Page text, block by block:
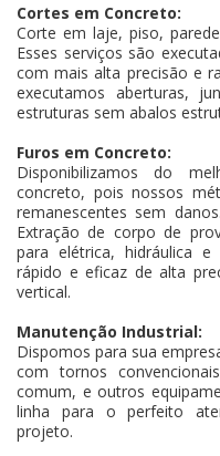
Cortes em Concreto:
Corte em laje, piso,
Esses serviços são
com mais alta precisão e
executamos aberturas,
estruturas sem abalos
Furos em Concreto:
Disponibilizamos do
concreto, pois nossos
remanescentes sem
Extração de corpo de
para elétrica, hidráulica
rápido e eficaz de alta
vertical.
Manutenção Industrial:
Dispomos para sua
com tornos
comum, e outros
linha para o perfeito
projeto.